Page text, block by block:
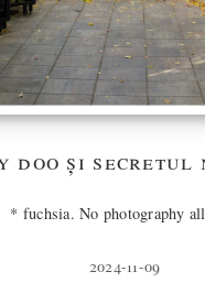
doo și secretul
* fuchsia. No photography
2024-11-09